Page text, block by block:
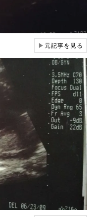
▶元記事を見る